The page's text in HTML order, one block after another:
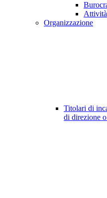
Organizzazione
Titolari di
di direzione